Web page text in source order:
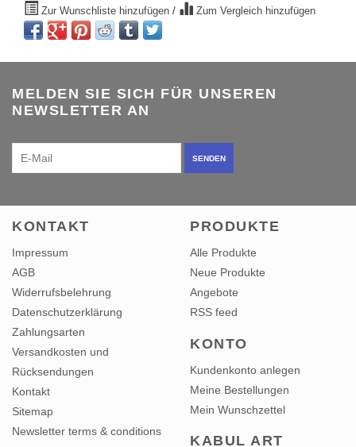
Zur Wunschliste hinzufügen / Zum Vergleich hinzufügen
MELDEN SIE SICH FÜR UNSEREN
NEWSLETTER AN
SENDEN
KONTAKT
Impressum
AGB
Widerrufsbelehrung
Datenschutzerklärung
Zahlungsarten
Versandkosten und
Rücksendungen
Kontakt
Sitemap
Newsletter terms & conditions
PRODUKTE
Alle Produkte
Neue Produkte
Angebote
RSS feed
KONTO
Kundenkonto anlegen
Meine Bestellungen
Mein Wunschzettel
KABUL ART